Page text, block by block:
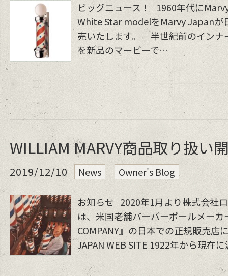
ビッグニュース！ 1960年代に
White Star modelをMarvy Japanが
売いたします。 半世紀前のインナ
を新品のマービーで…
WILLIAM MARVY商品取り扱い
2019/12/10 News Owner's Blog
お知らせ 2020年1月より株式会社
は、米国老舗バーバーポールメーカ
COMPANY』の日本での正規販売店
JAPAN WEB SITE 1922年から現在